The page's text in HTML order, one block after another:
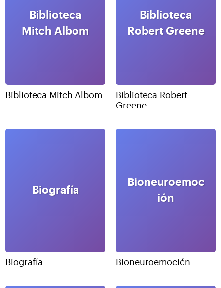
Biblioteca
Mitch Albom
Biblioteca Mitch Albom
Biblioteca
Robert Greene
Biblioteca Robert
Greene
Biografía
Biografía
Bioneuroemoc
ión
Bioneuroemoción